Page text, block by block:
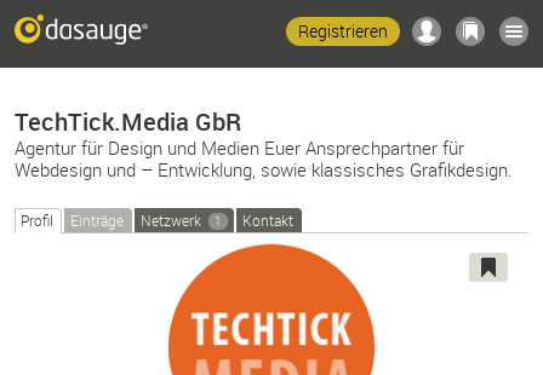
Registrieren
TechTick.Media GbR
Agentur für Design und Medien Euer Ansprechpartner für
Webdesign und – Entwicklung, sowie klassisches Grafikdesign.
Profil Einträge Netzwerk 1 Kontakt